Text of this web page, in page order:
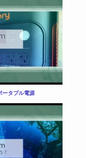
ータブル電源